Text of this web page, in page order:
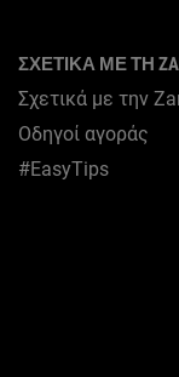
ΣΧΕΤΙΚΆ ΜΕ ΤΗ
Σχετικά με την
Οδηγοί αγοράς
#EasyTips